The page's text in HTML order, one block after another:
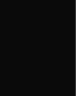
el